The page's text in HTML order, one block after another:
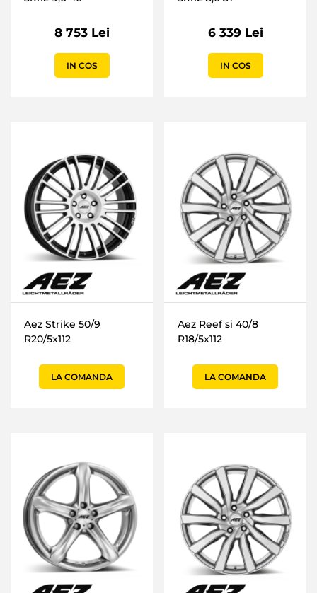
8 753 Lei
IN COS
6 339 Lei
IN COS
Aez Strike 50/9
R20/5x112
LA COMANDA
Aez Reef si 40/8
R18/5x112
LA COMANDA